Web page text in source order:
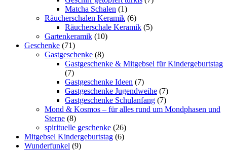
Matcha Schalen (1)
Räucherschalen Keramik (6)
Räucherschale Keramik (5)
Gartenkeramik (10)
Geschenke (71)
Gastgeschenke (8)
Gastgeschenke & Mitgebsel für Kindergeburtstag
(7)
Gastgeschenke Ideen (7)
Gastgeschenke Jugendweihe (7)
Gastgeschenke Schulanfang (7)
Mond & Kosmos – für alles rund um Mondphasen und
Sterne (8)
spirituelle geschenke (26)
Mitgebsel Kindergeburtstag (6)
Wunderfunkel (9)